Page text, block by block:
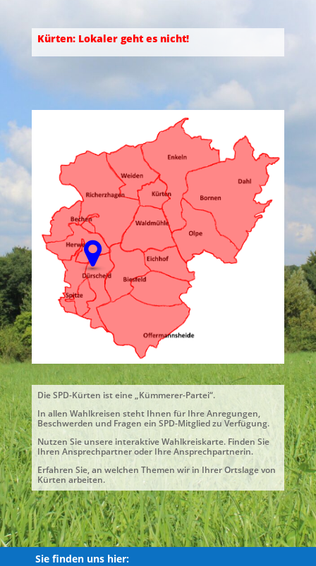
Kürten: Lokaler geht es nicht!
Die SPD-Kürten ist eine „Kümmerer-Partei“.
In allen Wahlkreisen steht Ihnen für Ihre Anregungen,
Beschwerden und Fragen ein SPD-Mitglied zu Verfügung.
Nutzen Sie unsere interaktive Wahlkreiskarte. Finden Sie
Ihren Ansprechpartner oder Ihre Ansprechpartnerin.
Erfahren Sie, an welchen Themen wir in Ihrer Ortslage von
Kürten arbeiten.
Sie finden uns hier: